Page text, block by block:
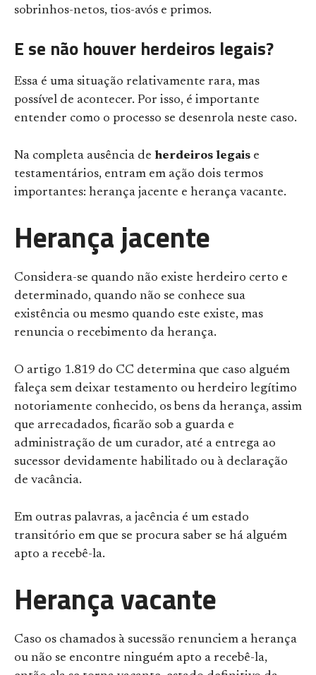
sobrinhos-netos, tios-avós e primos.
E se não houver herdeiros legais?
Essa é uma situação relativamente rara, mas
possível de acontecer. Por isso, é importante
entender como o processo se desenrola neste caso.
Na completa ausência de herdeiros legais e
testamentários, entram em ação dois termos
importantes: herança jacente e herança vacante.
Herança jacente
Considera-se quando não existe herdeiro certo e
determinado, quando não se conhece sua
existência ou mesmo quando este existe, mas
renuncia o recebimento da herança.
O artigo 1.819 do CC determina que caso alguém
faleça sem deixar testamento ou herdeiro legítimo
notoriamente conhecido, os bens da herança, assim
que arrecadados, ficarão sob a guarda e
administração de um curador, até a entrega ao
sucessor devidamente habilitado ou à declaração
de vacância.
Em outras palavras, a jacência é um estado
transitório em que se procura saber se há alguém
apto a recebê-la.
Herança vacante
Caso os chamados à sucessão renunciem a herança
ou não se encontre ninguém apto a recebê-la,